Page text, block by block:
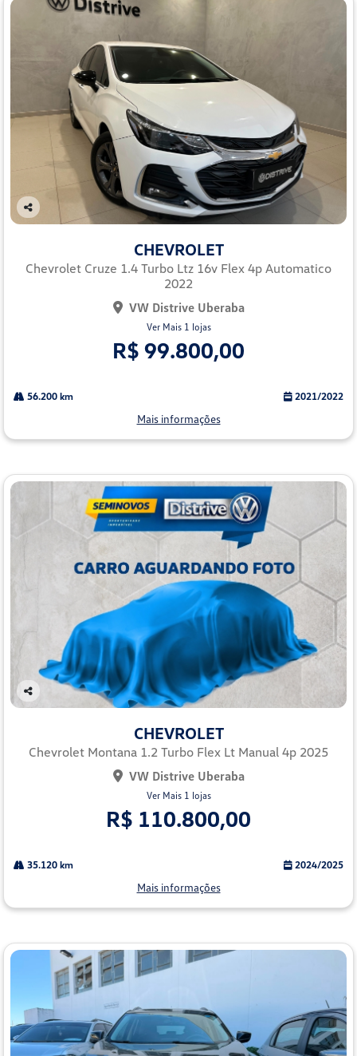
Co
lhe
CHEVROLET
Chevrolet Cruze 1.4 Turbo Ltz 16v Flex 4p Automatico
2022
VW Distrive Uberaba
Ver Mais 1 lojas
R$ 99.800,00
56.200 km 2021/2022
Mais informações
Co
lhe
CHEVROLET
Chevrolet Montana 1.2 Turbo Flex Lt Manual 4p 2025
VW Distrive Uberaba
Ver Mais 1 lojas
R$ 110.800,00
35.120 km 2024/2025
Mais informações